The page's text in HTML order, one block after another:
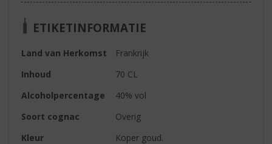
ETIKETINFORMATIE
Land van Herkomst
Frankrijk
Inhoud
70 CL
Alcoholpercentage
40% vol
Soort cognac
Overig
Kleur
Koper goud.